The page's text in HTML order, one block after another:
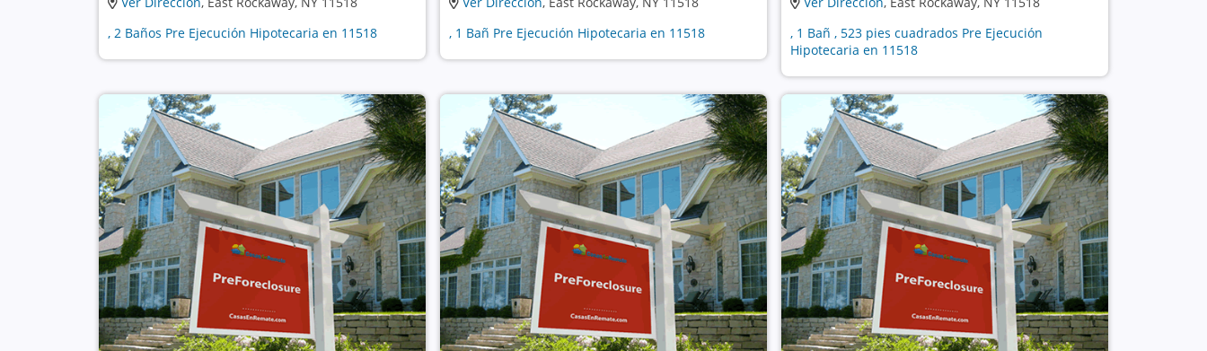
, 2 Baños Pre Ejecución Hipotecaria en 11518
, 1 Bañ Pre Ejecución Hipotecaria en 11518
, 1 Bañ , 523 pies cuadrados Pre Ejecución
Hipotecaria en 11518